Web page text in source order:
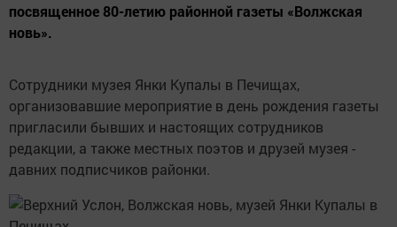
посвященное 80-летию районной газеты «Волжская
новь».
Сотрудники музея Янки Купалы в Печищах,
организовавшие мероприятие в день рождения газеты
пригласили бывших и настоящих сотрудников
редакции, а также местных поэтов и друзей музея -
давних подписчиков районки.